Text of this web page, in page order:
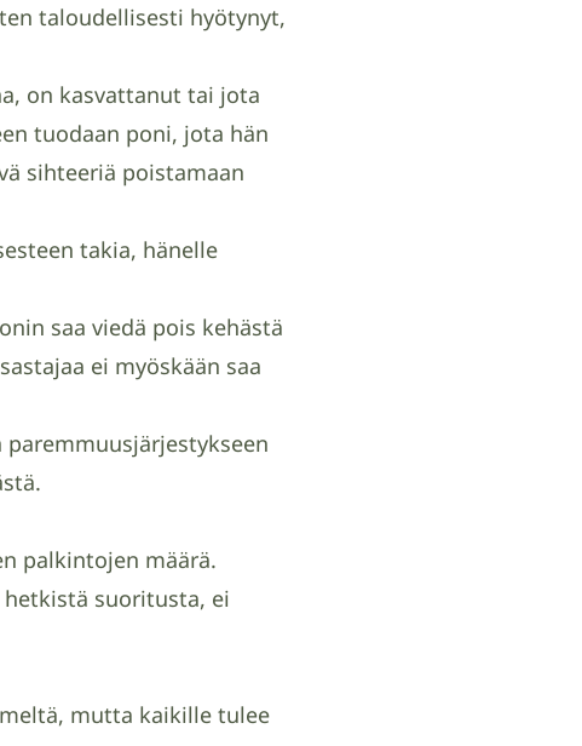
taloudellisesti hyötynyt,
on kasvattanut tai jota
tuodaan poni, jota hän
sihteeriä poistamaan
takia, hänelle
saa viedä pois kehästä
ei myöskään saa
palkintojen määrä.
suoritusta, ei
mutta kaikille tulee